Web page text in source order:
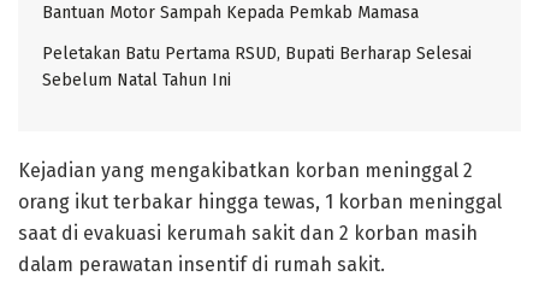
Bantuan Motor Sampah Kepada Pemkab Mamasa
Peletakan Batu Pertama RSUD, Bupati Berharap Selesai
Sebelum Natal Tahun Ini
Kejadian yang mengakibatkan korban meninggal 2
orang ikut terbakar hingga tewas, 1 korban meninggal
saat di evakuasi kerumah sakit dan 2 korban masih
dalam perawatan insentif di rumah sakit.